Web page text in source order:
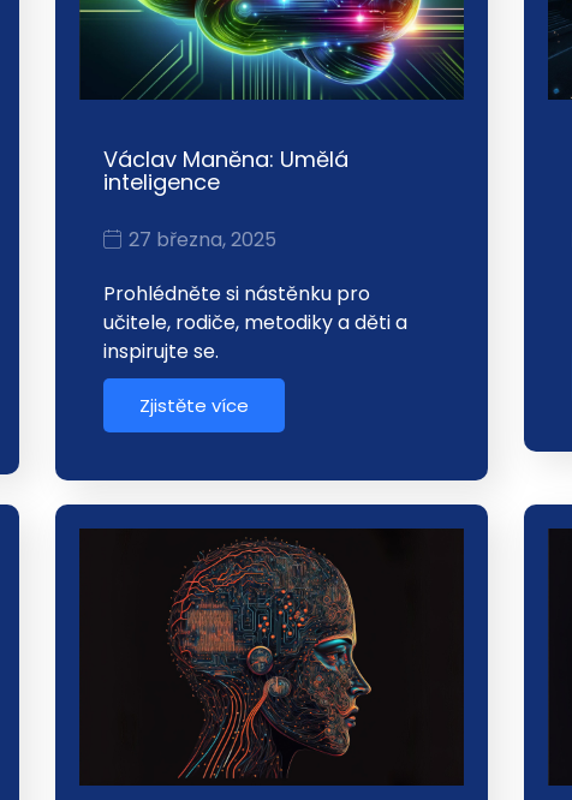
Václav Maněna: Umělá
inteligence
27 března, 2025
Prohlédněte si nástěnku pro
učitele, rodiče, metodiky a děti a
inspirujte se.
Zjistěte více